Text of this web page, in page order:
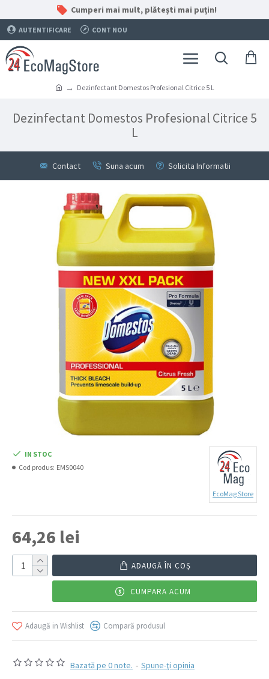
Cumperi mai mult, plătești mai puțin!
AUTENTIFICARE CONT NOU
Dezinfectant Domestos Profesional Citrice 5 L
Dezinfectant Domestos Profesional Citrice 5
L
Contact Suna acum Solicita Informatii
Bazată pe 0 note. - Spune-ţi opinia
64,26 lei
IN STOC
Cod produs: EMS0040
EcoMag Store
ADAUGĂ ÎN COŞ
CUMPARA ACUM
Adaugă in Wishlist Compară produsul